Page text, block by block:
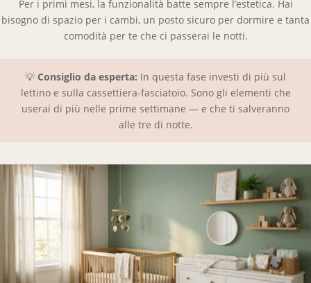
Per i primi mesi, la funzionalità batte sempre l’estetica. Hai
bisogno di spazio per i cambi, un posto sicuro per dormire e tanta
comodità per te che ci passerai le notti.
💡 Consiglio da esperta: In questa fase investi di più sul
lettino e sulla cassettiera-fasciatoio. Sono gli elementi che
userai di più nelle prime settimane — e che ti salveranno
alle tre di notte.